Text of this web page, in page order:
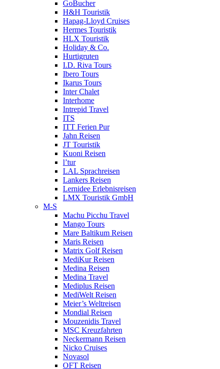
GoBucher
H&H Touristik
Hapag-Lloyd Cruises
Hermes Touristik
HLX Touristik
Holiday & Co.
Hurtigruten
I.D. Riva Tours
Ibero Tours
Ikarus Tours
Inter Chalet
Interhome
Intrepid Travel
ITS
ITT Ferien Pur
Jahn Reisen
JT Touristik
Kuoni Reisen
l’tur
LAL Sprachreisen
Lankers Reisen
Lernidee Erlebnisreisen
LMX Touristik GmbH
M-S
Machu Picchu Travel
Mango Tours
Mare Baltikum Reisen
Maris Reisen
Matrix Golf Reisen
MediKur Reisen
Medina Reisen
Medina Travel
Mediplus Reisen
MediWelt Reisen
Meier’s Weltreisen
Mondial Reisen
Mouzenidis Travel
MSC Kreuzfahrten
Neckermann Reisen
Nicko Cruises
Novasol
OFT Reisen